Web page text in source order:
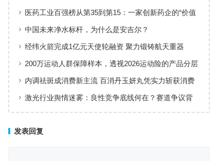
线
医药工业百强榜从第35到第15：一家创新药企的“价值
增长”样本
中国未来净水标杆，为什么是安吉尔？
经纬火箭完成1亿元天使轮融资 聚力锻铸航天重器
200万运动人群保障样本，透视2026运动险的产品分层
与适配逻辑
内调祛斑成消费新主流 百消丹玉妍丸凭实力斩获消费
者认可
激光行业舆情迷雾：良性竞争底线何在？赛道争议背
发表回复